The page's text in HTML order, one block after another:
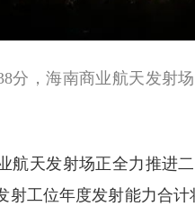
分，海南商业航天发射
航天发射场正全力推进
射工位年度发射能力合